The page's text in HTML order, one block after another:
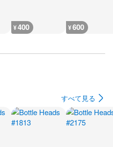
¥400 ¥600
すべて見る